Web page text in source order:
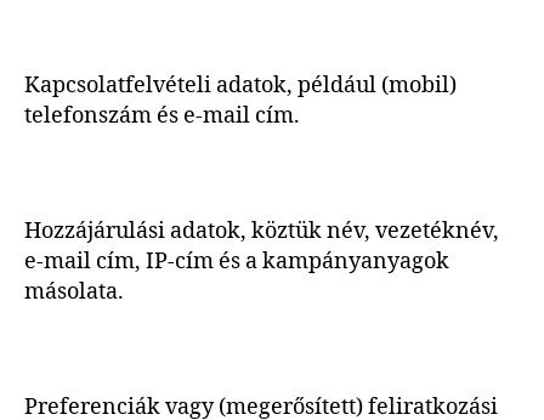
Kapcsolatfelvételi adatok, például (mobil)
telefonszám és e-mail cím.
Hozzájárulási adatok, köztük név, vezetéknév,
e-mail cím, IP-cím és a kampányanyagok
másolata.
Preferenciák vagy (megerősített) feliratkozási